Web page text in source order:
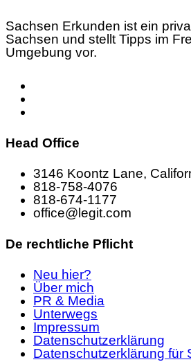
Sachsen Erkunden ist ein
Sachsen und stellt Tipps im
Umgebung vor.
Head Office
3146 Koontz Lane,
818-758-4076
818-674-1177
office@legit.com
De rechtliche Pflicht
Neu hier?
Über mich
PR & Media
Unterwegs
Impressum
Datenschutzerklärung
Datenschutzerklärung für